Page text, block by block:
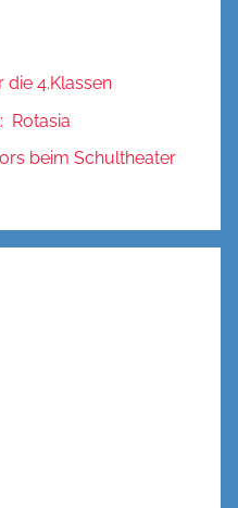
4.Klassen
Rotasia
beim Schultheater